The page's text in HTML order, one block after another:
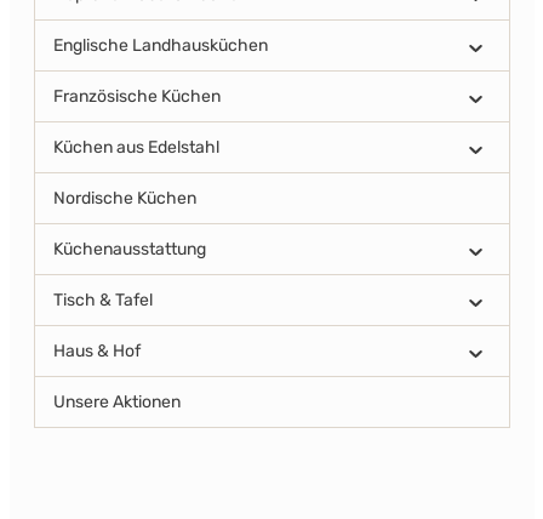
Englische Landhausküchen
Französische Küchen
Küchen aus Edelstahl
Nordische Küchen
Küchenausstattung
Tisch & Tafel
Haus & Hof
Unsere Aktionen